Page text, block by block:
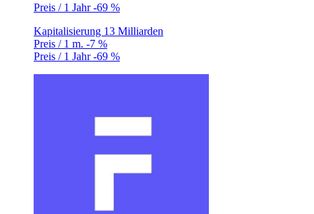
Preis / 1 Jahr-69 %
Kapitalisierung 13 Milliarden
Preis / 1 m. -7 %
Preis / 1 Jahr-69 %